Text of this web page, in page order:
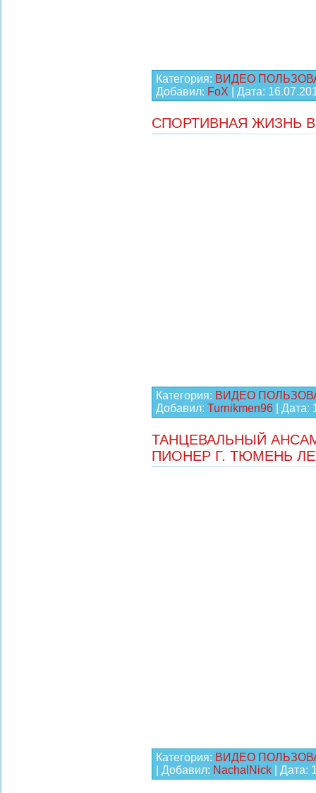
Категория: ВИДЕО
Добавил: FoX | Дата:
СПОРТИВНАЯ ЖИЗНЬ
Категория: ВИДЕО
Добавил: Turnikmen96 | Дата:
ТАНЦЕВАЛЬНЫЙ
ПИОНЕР Г. ТЮМЕНЬ
Категория: ВИДЕО
| Добавил: NachalNick | Дата: